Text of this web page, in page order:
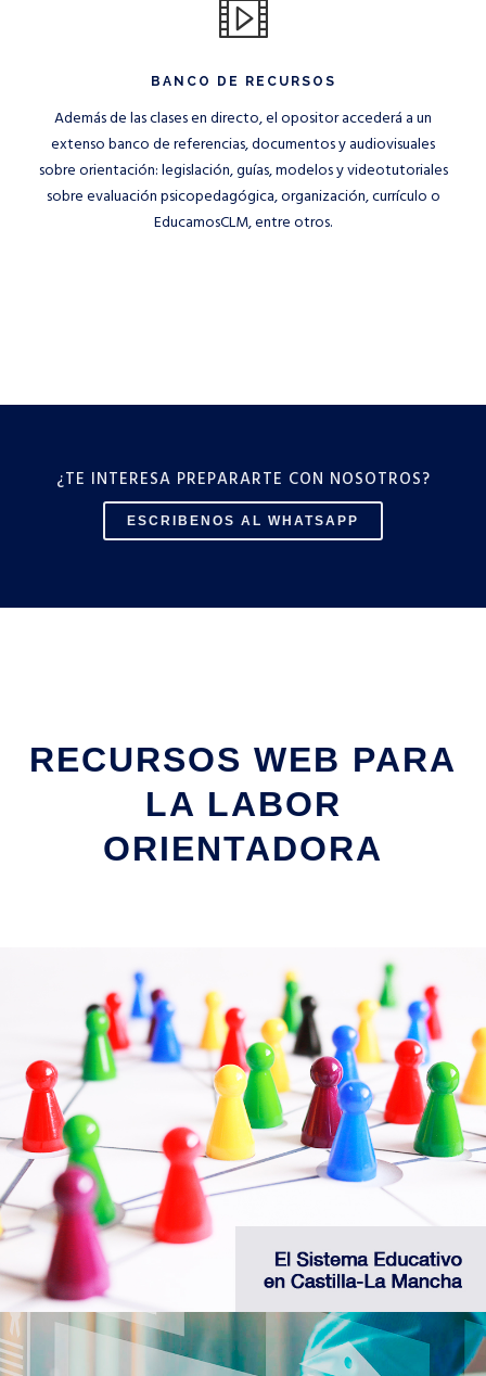
BANCO DE RECURSOS
Además de las clases en directo, el opositor accederá a un
extenso banco de referencias, documentos y audiovisuales
sobre orientación: legislación, guías, modelos y videotutoriales
sobre evaluación psicopedagógica, organización, currículo o
EducamosCLM, entre otros.
¿TE INTERESA PREPARARTE CON NOSOTROS?
ESCRIBENOS AL WHATSAPP
RECURSOS WEB PARA
LA LABOR
ORIENTADORA
Descubre las distintas etapas educativas del
Sistema Educativo en Castilla-La Mancha
Web Educación JCCM